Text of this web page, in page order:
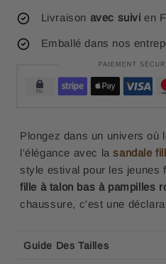
Livraison avec suivi en
Emballé dans nos
Plongez dans un univers où
l'élégance avec lasandale
style estival pour les jeunes
fille à talon bas à pampilles
chaussure, c'est une
Guide Des Tailles